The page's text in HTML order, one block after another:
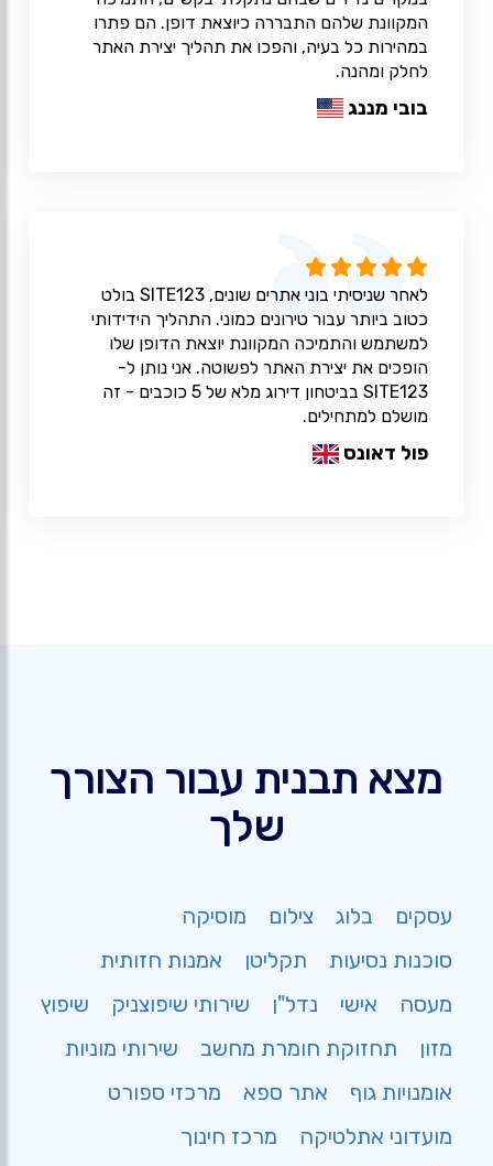
המקוונת שלהם התבררה כיוצאת דופן. הם פתרו
במהירות כל בעיה, והפכו את תהליך יצירת האתר
לחלק ומהנה.
בובי מננג
לאחר שניסיתי בוני אתרים שונים, SITE123 בולט
כטוב ביותר עבור טירונים כמוני. התהליך הידידותי
למשתמש והתמיכה המקוונת יוצאת הדופן שלו
הופכים את יצירת האתר לפשוטה. אני נותן ל-
SITE123 בביטחון דירוג מלא של 5 כוכבים - זה
מושלם למתחילים.
פול דאונס
מצא תבנית עבור הצורך
שלך
עסקים בלוג צילום
מוסיקה
סוכנות נסיעות
תקליטן
אמנות חזותית
מעסה
אישי נדל"ן שירותי שיפוצניק
שיפוץ
מזון
תחזוקת חומרת מחשב
שירותי מוניות
אומנויות גוף
אתר ספא
מרכזי ספורט
מועדוני אתלטיקה
מרכז חינוך